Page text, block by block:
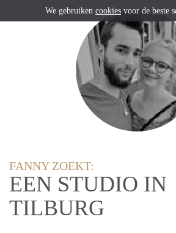
FANNY ZOEKT:
EEN STUDIO IN
TILBURG
We gebruiken cookies voor de beste